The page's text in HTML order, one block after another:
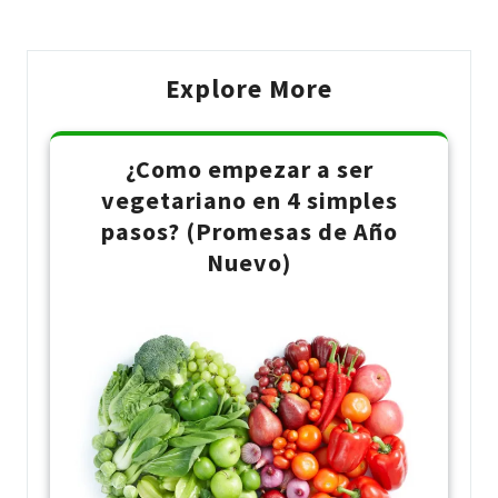
Explore More
¿Como empezar a ser
vegetariano en 4 simples
pasos? (Promesas de Año
Nuevo)